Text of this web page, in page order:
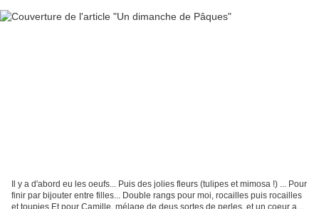
Il y a d'abord eu les oeufs... Puis des jolies fleurs (tulipes et mimosa !) ... Pour
finir par bijouter entre filles... Double rangs pour moi, rocailles puis rocailles
et toupies Et pour Camille, mélage de deus sortes de perles, et un coeur au